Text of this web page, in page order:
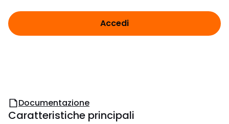
Accedi
Documentazione
Caratteristiche principali